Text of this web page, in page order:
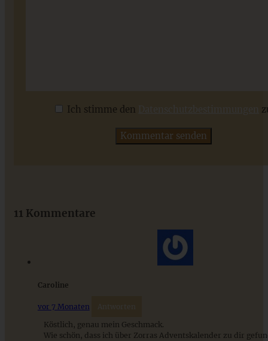
11 Kommentare
Caroline
vor 7 Monaten Antworten
Köstlich, genau mein Geschmack.
Wie schön, dass ich über Zorras Adventskalender zu dir
Ich stimme den